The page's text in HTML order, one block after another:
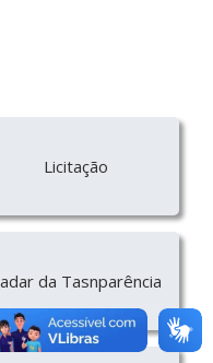
Licitação
da Tasnparência